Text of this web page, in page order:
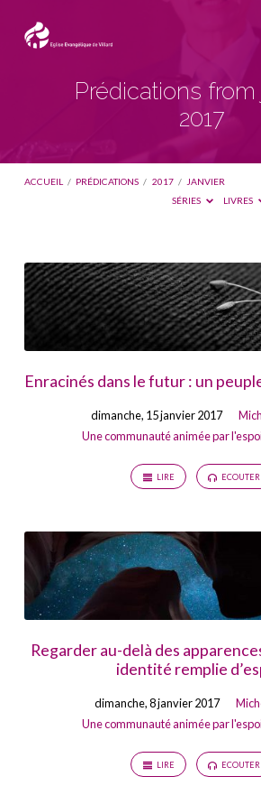
Prédications
2017
ACCUEIL / PRÉDICATIONS / 2017 / JANVIER
SÉRIES
LIVRES
Prédications
from
janvier
2017
Enracinés dans le futur : un
dimanche, 15 janvier 2017
Une communauté animée par
LIRE ECOUTER
Regarder au-delà des
identité remplie
dimanche, 8 janvier 2017
Une communauté animée par
LIRE ECOUTER